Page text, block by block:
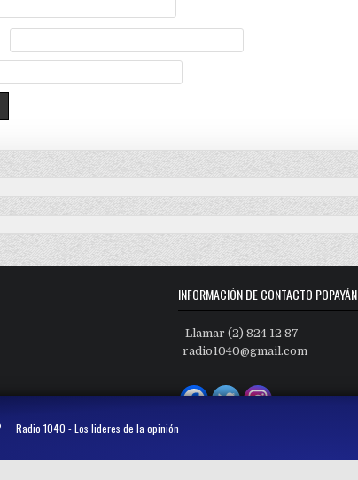
INFORMACIÓN DE CONTACTO POPAYÁN
Llamar (2) 824 12 87
radio1040@gmail.com
Radio 1040 - Los lideres de la opinión